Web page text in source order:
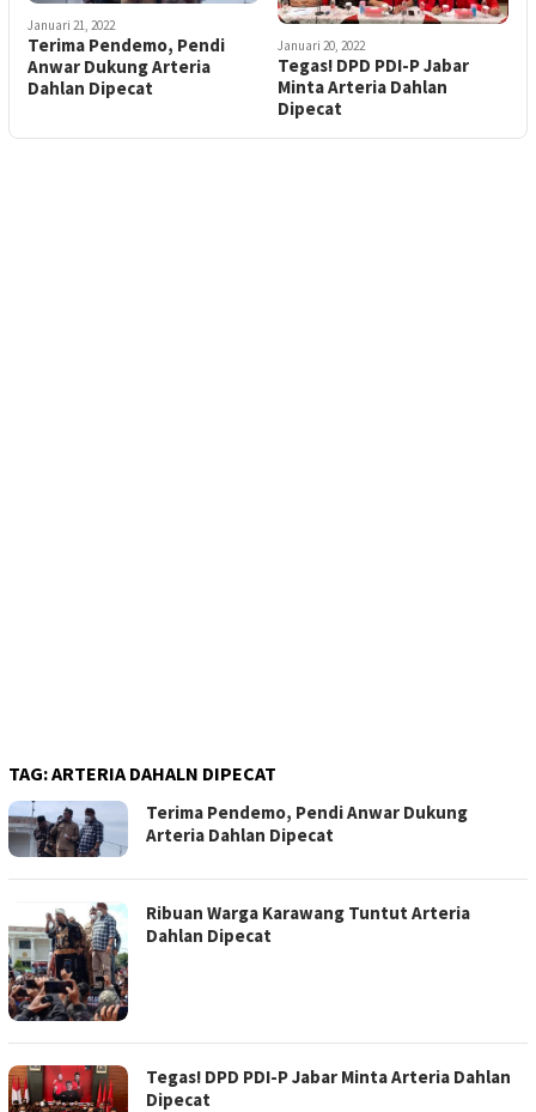
Januari 21, 2022
Terima Pendemo, Pendi
Anwar Dukung Arteria
Dahlan Dipecat
Januari 20, 2022
Tegas! DPD PDI-P Jabar
Minta Arteria Dahlan
Dipecat
TAG:ARTERIA DAHALN DIPECAT
Terima Pendemo, Pendi Anwar Dukung
Arteria Dahlan Dipecat
Ribuan Warga Karawang Tuntut Arteria
Dahlan Dipecat
Tegas! DPD PDI-P Jabar Minta Arteria Dahlan
Dipecat